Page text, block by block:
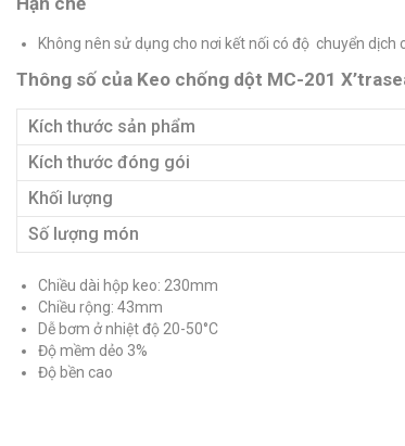
Không nên sử dụng cho nơi kết nối có độ chuyển dịch
Thông số của Keo chống dột MC-201
Kích thước sản phẩm
Kích thước đóng gói
Khối lượng
Số lượng món
Chiều dài hộp keo: 230mm
Chiều rộng: 43mm
Dễ bơm ở nhiệt độ 20-50°C
Độ mềm dẻo 3%
Độ bền cao